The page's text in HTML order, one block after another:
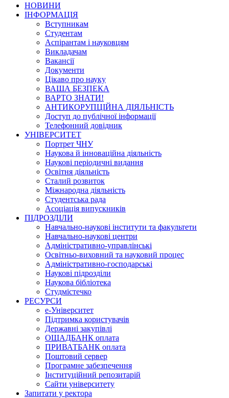
НОВИНИ
ІНФОРМАЦІЯ
Вступникам
Студентам
Аспірантам і науковцям
Викладачам
Вакансії
Документи
Цікаво про науку
ВАША БЕЗПЕКА
ВАРТО ЗНАТИ!
АНТИКОРУПЦІЙНА ДІЯЛЬНІСТЬ
Доступ до публічної інформації
Телефонний довідник
УНІВЕРСИТЕТ
Портрет ЧНУ
Наукова й інноваційна діяльність
Наукові періодичні видання
Освітня діяльність
Сталий розвиток
Міжнародна діяльність
Студентська рада
Асоціація випускників
ПІДРОЗДІЛИ
Навчально-наукові інститути та факультети
Навчально-наукові центри
Адміністративно-управлінські
Освітньо-виховний та науковий процес
Адміністративно-господарські
Наукові підрозділи
Наукова бібліотека
Студмістечко
РЕСУРСИ
е-Університет
Підтримка користувачів
Державні закупівлі
ОЩАДБАНК оплата
ПРИВАТБАНК оплата
Поштовий сервер
Програмне забезпечення
Інституційний репозитарій
Сайти університету
Запитати у ректора